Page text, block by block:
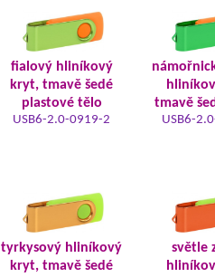
fialový hliníkový
kryt, tmavě šedé
plastové tělo
USB6-2.0-0919-2
tmavě
USB6-
tyrkysový hliníkový
kryt, tmavě šedé
světle